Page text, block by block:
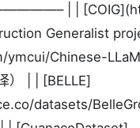
| |
Generalist
Chinese-
） | | [BELLE]
datasets/